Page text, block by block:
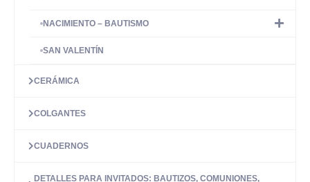
NACIMIENTO – BAUTISMO
SAN VALENTÍN
CERÁMICA
COLGANTES
CUADERNOS
DETALLES PARA INVITADOS: BAUTIZOS, COMUNIONES,